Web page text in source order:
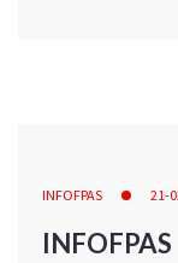
INFOFPAS 21-
INFOFPAS